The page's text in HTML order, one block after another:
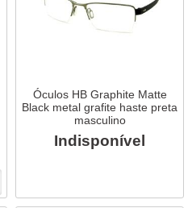
Óculos HB Graphite Matte
Black metal grafite haste preta
masculino
Indisponível